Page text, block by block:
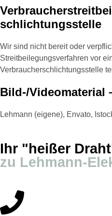
schlichtungs­stelle
Wir sind nicht bereit oder
Streitbeilegungsverfahren vor
Verbraucherschlichtungsstelle
Bild-/Videomaterial
Lehmann (eigene), Envato,
Ihr "heißer
zu Lehmann-